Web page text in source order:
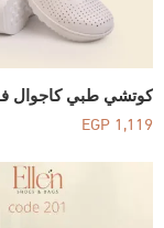
EGP1,119